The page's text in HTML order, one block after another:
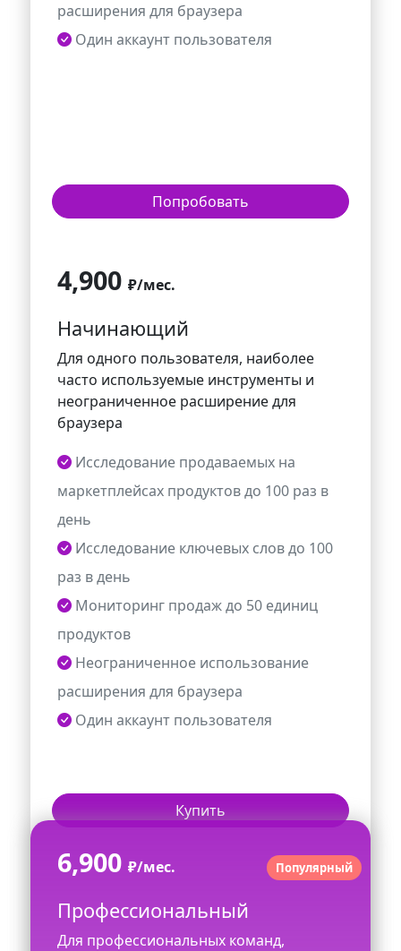
расширения для браузера
Один аккаунт пользователя
Попробовать
4,900₽/мес.
Начинающий
Для одного пользователя, наиболее
часто используемые инструменты и
неограниченное расширение для
браузера
Исследование продаваемых на
маркетплейсах продуктов до 100 раз в
день
Исследование ключевых слов до 100
раз в день
Мониторинг продаж до 50 единиц
продуктов
Неограниченное использование
расширения для браузера
Один аккаунт пользователя
Купить
6,900₽/мес. Популярный
Профессиональный
Для профессиональных команд,